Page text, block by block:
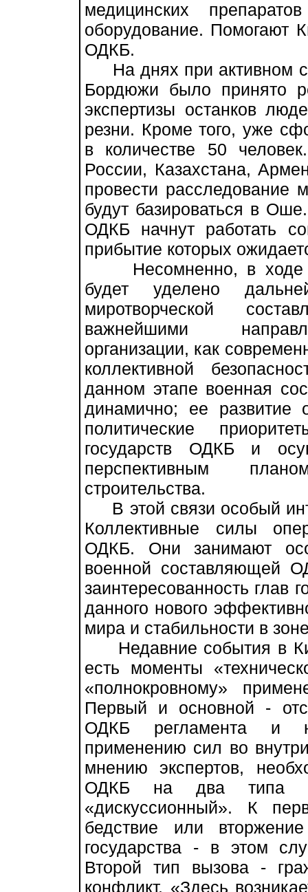
медицинских
оборудование. Помогают
ОДКБ.
На днях при активном
Бордюжи было принято
экспертизы останков
резни. Кроме того, уже
в количестве 50
России, Казахстана,
провести расследование
будут базироваться в
ОДКБ начнут работать
прибытие которых
Несомненно, в ходе
будет уделено
миротворческой
важнейшими
организации, как
коллективной
данном этапе военная
динамично; ее развитие
политические
государств ОДКБ и
перспективным
строительства.
В этой связи особый
Коллективные силы
ОДКБ. Они занимают
военной составляющей
заинтересованность глав
данного нового
мира и стабильности в
Недавние события в
есть моменты
«полнокровному»
Первый и основной -
ОДКБ регламента и
применению сил во
мнению экспертов,
ОДКБ на два типа
«дискуссионный». К
бедствие или
государства - в этом
Второй тип вызова -
конфликт. «Здесь